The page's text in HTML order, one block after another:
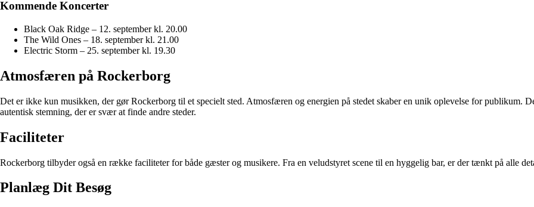
Kommende Koncerter
Black Oak Ridge – 12. september kl. 20.00
The Wild Ones – 18. september kl. 21.00
Electric Storm – 25. september kl. 19.30
Atmosfæren på Rockerborg
Det er ikke kun musikken, der gør Rockerborg til et specielt sted. Atmosfæren og energien på stedet skaber en unik oplevelse for publikum.
autentisk stemning, der er svær at finde andre steder.
Faciliteter
Rockerborg tilbyder også en række faciliteter for både gæster og musikere. Fra en veludstyret scene til en hyggelig bar, er der tænkt på alle
Planlæg Dit Besøg